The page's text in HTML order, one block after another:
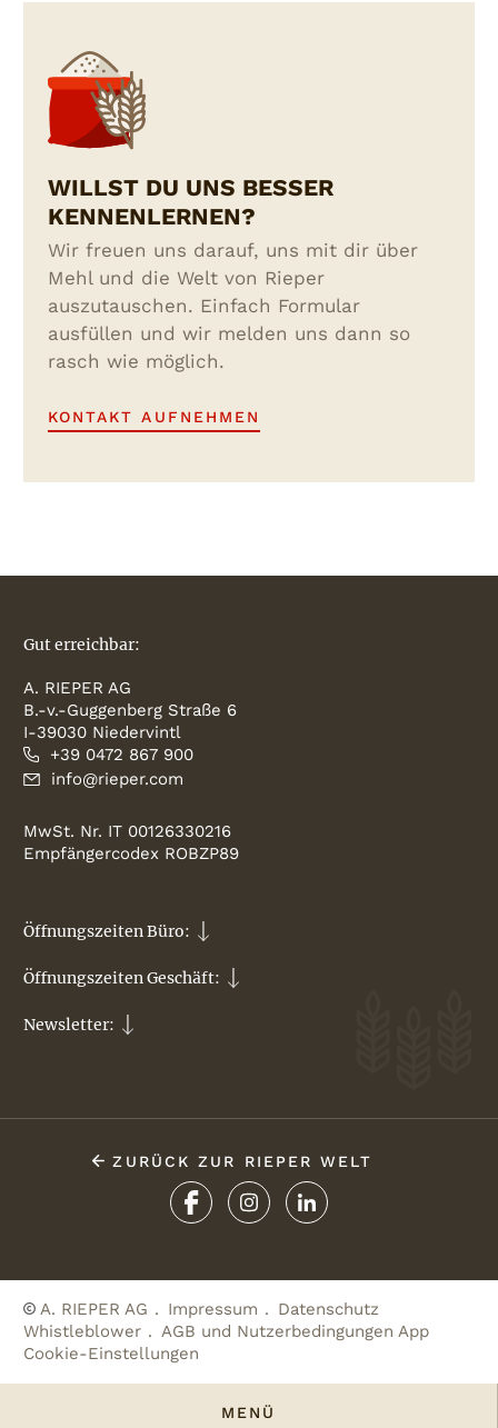
MENÜ
WILLST DU UNS BESSER
KENNENLERNEN?
Wir freuen uns darauf, uns mit dir über
Mehl und die Welt von Rieper
auszutauschen. Einfach Formular
ausfüllen und wir melden uns dann so
rasch wie möglich.
KONTAKT AUFNEHMEN
Gut erreichbar:
A. RIEPER AG
B.-v.-Guggenberg Straße 6
I-39030 Niedervintl
+39 0472 867 900
info@rieper.com
MwSt. Nr. IT 00126330216
Empfängercodex ROBZP89
Öffnungszeiten Büro:
Öffnungszeiten Geschäft:
Newsletter:
ZURÜCK ZUR RIEPER WELT
A. RIEPER AG Impressum
Datenschutz
Whistleblower
AGB und Nutzerbedingungen App
Cookie-Einstellungen